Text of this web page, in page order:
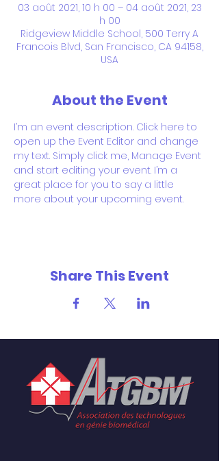
03 août 2021, 10 h 00 – 04 août 2021, 23
h 00
Ridgeview Middle School, 500 Terry A
Francois Blvd, San Francisco, CA 94158,
USA
About the Event
I’m an event description. Click here to
open up the Event Editor and change
my text. Simply click me, Manage Event
and start editing your event. I’m a
great place for you to say a little
more about your upcoming event.
Share This Event